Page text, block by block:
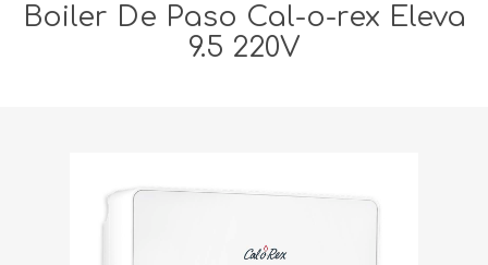
Boiler De Paso Cal-o-rex Eleva
9.5 220V